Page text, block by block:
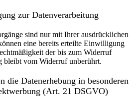
zur Datenverarbeitung
sind nur mit Ihrer ausdrücklichen
eine bereits erteilte Einwilligung
der bis zum Widerruf
bleibt vom Widerruf unberührt.
die Datenerhebung in besonderen
(Art. 21 DSGVO)